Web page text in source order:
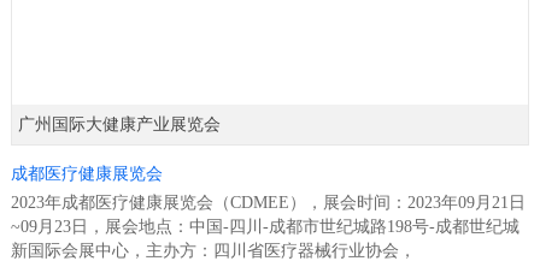
广州国际大健康产业展览会
成都医疗健康展览会
2023年成都医疗健康展览会（CDMEE），展会时间：2023年09月21日
~09月23日，展会地点：中国-四川-成都市世纪城路198号-成都世纪城
新国际会展中心，主办方：四川省医疗器械行业协会，